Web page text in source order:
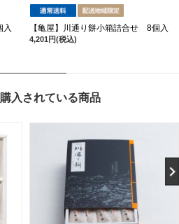
入 【亀屋】川通り餅小箱詰合せ 8個入
4,201円(税込)
入されている商品